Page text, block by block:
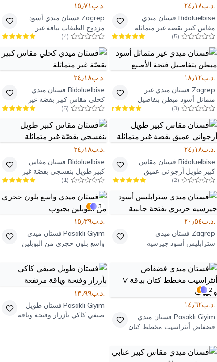
.د.ب٢٤٫١٨
Bidoluelbise فستان ميدي
مقاس كبير بقصة غير متماثلة
أزرق ساكس (
5
)
.د.ب١٥٫٧١
Zagrep فستان ميدي أسود
مزدوج الطبقات بياقة غير
متماثلة
(
4
)
.د.ب١٨٫١٢
Zagrep فستان ميدي غير
متماثل أسود مبطن بتفاصيل
فتحة الأصبع (
3
)
.د.ب٢٤٫١٨
Bidoluelbise فستان ميدي
كحلي مقاس كبير بقصّة غير
متماثلة
(
5
)
.د.ب٢٤٫١٨
Bidoluelbise فستان مقاس
كبير طويل أرجواني عميق
بقصة غير متماثلة
(
2
)
.د.ب٢٤٫١٨
Bidoluelbise فستان مقاس
كبير طويل بنفسجي بقصّة غير
متماثلة
(
1
)
.د.ب٢٠٫٥٤
Zagrep فستان ميدي
سترابليس أسود جيرسيه
3
.د.ب١٥٫٣٩
Pasaklı Giyim فستان ميدي
واسع بلون حجري من البوبلين
2
.د.ب١٤٫٦٢
Pasaklı Giyim فستان ميدي
فضفاض أنثراسيت مخطط كتان
.د.ب١٣٫٩٩
Pasaklı Giyim فستان طويل
صيفي كاكي بأزرار وفتحة وياقة